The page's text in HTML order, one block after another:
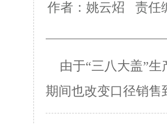
作者：姚云炤 责任
由于“三八大盖”生
期间也改变口径销售